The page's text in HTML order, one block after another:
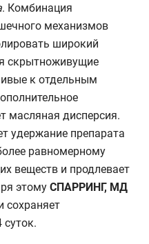
. Комбинация
механизмов
широкий
скрытноживущие
к отдельным
масляная дисперсия.
удержание препарата
равномерному
веществ и продлевает
этому СПАРРИНГ, МД
сохраняет